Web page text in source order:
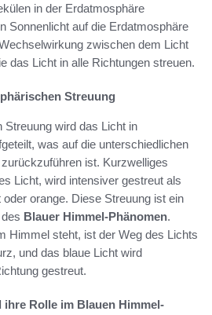
in der Erdatmosphäre
Sonnenlicht auf die Erdatmosphäre
zwischen dem Licht
das Licht in alle Richtungen streuen.
Streuung
Streuung wird das Licht in
was auf die unterschiedlichen
ist. Kurzwelliges
Licht, wird intensiver gestreut als
orange. Diese Streuung ist ein
Blauer Himmel-Phänomen.
Himmel steht, ist der Weg des Lichts
und das blaue Licht wird
gestreut.
Rolle im Blauen Himmel-